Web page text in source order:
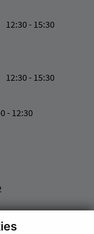
12:30 - 15:30
12:30 - 15:30
- 12:30